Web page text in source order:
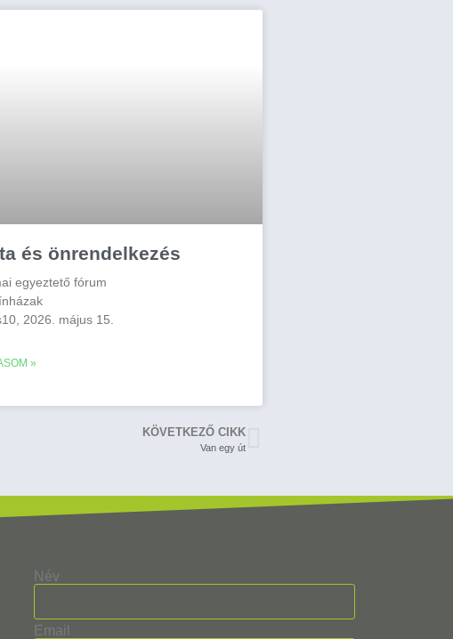
és önrendelkezés
egyeztető fórum
2026. május 15.
»
KÖVETKEZŐ CIKK
Van egy út
Név
Email